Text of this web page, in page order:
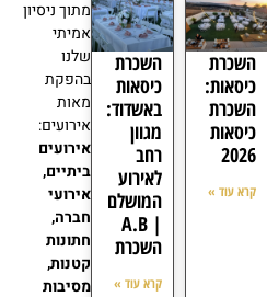
השכרת
כיסאות:
השכרת
כיסאות
2026
קרא עוד »
השכרת
כיסאות
באשדוד:
מגוון
רחב
לאירוע
המושלם
| A.B
השכרת
קרא עוד »
מתוך ניסיון
אמיתי
שלנו
בהפקת
מאות
אירועים:
אירועים
ביתיים,
אירועי
חברה,
חתונות
קטנות,
מסיבות